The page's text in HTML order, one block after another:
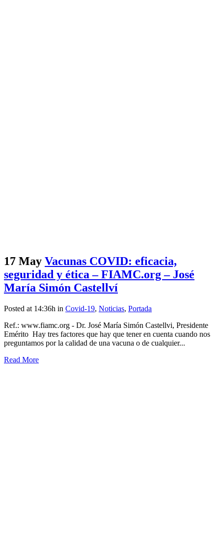
17 May Vacunas COVID: eficacia,
seguridad y ética – FIAMC.org – José
María Simón Castellví
Posted at 14:36h in Covid-19, Noticias, Portada
Ref.: www.fiamc.org - Dr. José María Simón Castellvi, Presidente
Emérito Hay tres factores que hay que tener en cuenta cuando nos
preguntamos por la calidad de una vacuna o de cualquier...
Read More